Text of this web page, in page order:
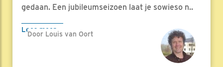
gedaan. Een jubileumseizoen laat je sowieso n..
Lees meer
Door Louis van Oort